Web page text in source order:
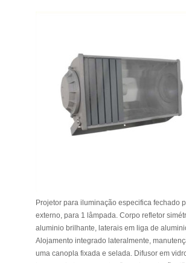
Projetor para iluminação especifica fechado
externo, para 1 lâmpada. Corpo refletor
aluminio brilhante, laterais em liga de
Alojamento integrado lateralmente,
uma canopla fixada e selada. Difusor em